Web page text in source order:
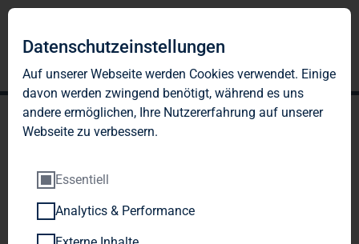
SATZUNG
Datenschutzeinstellungen
Auf unserer Webseite werden Cookies verwendet. Einige
davon werden zwingend benötigt, während es uns
andere ermöglichen, Ihre Nutzererfahrung auf unserer
Webseite zu verbessern.
Essentiell
Analytics & Performance